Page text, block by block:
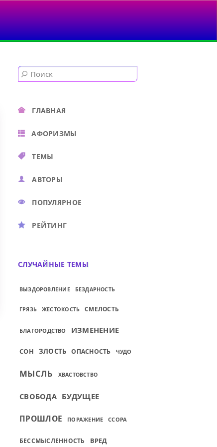
НЕ «ДА»...
ГЛАВНАЯ
АФОРИЗМЫ
ТЕМЫ
АВТОРЫ
ПОПУЛЯРНОЕ
РЕЙТИНГ
СЛУЧАЙНЫЕ ТЕМЫ
ВЫЗДОРОВЛЕНИЕ БЕЗДАРНОСТЬ
ГРЯЗЬ ЖЕСТОКОСТЬ СМЕЛОСТЬ
БЛАГОРОДСТВО ИЗМЕНЕНИЕ
СОН ЗЛОСТЬ ОПАСНОСТЬ ЧУДО
МЫСЛЬ ХВАСТОВСТВО
СВОБОДА БУДУЩЕЕ
ПРОШЛОЕ ПОРАЖЕНИЕ ССОРА
БЕССМЫСЛЕННОСТЬ ВРЕД